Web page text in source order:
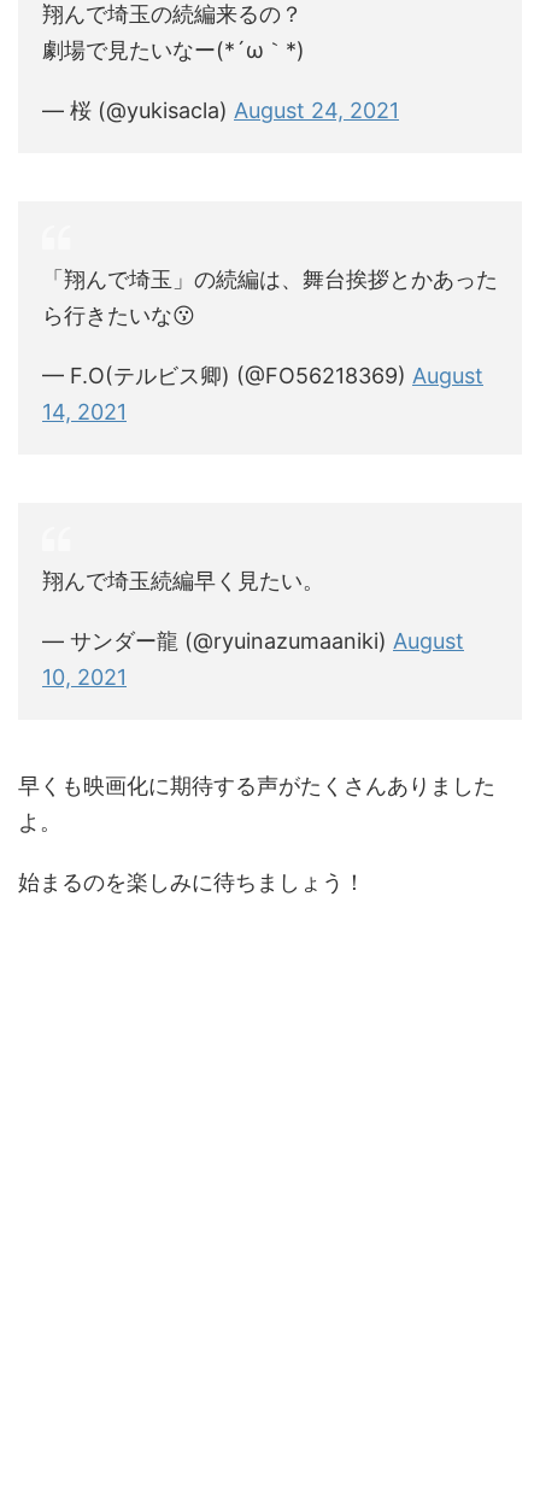
翔んで埼玉の続編来るの？
劇場で見たいなー(*´ω｀*)
— 桜 (@yukisacla) August 24, 2021
「翔んで埼玉」の続編は、舞台挨拶とかあった
ら行きたいな😗
— F.O(テルビス卿) (@FO56218369) August
14, 2021
翔んで埼玉続編早く見たい。
— サンダー龍 (@ryuinazumaaniki) August
10, 2021
早くも映画化に期待する声がたくさんありました
よ。
始まるのを楽しみに待ちましょう！